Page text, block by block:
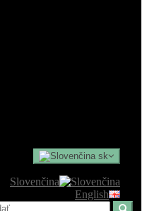
sk
Slovenčina
English